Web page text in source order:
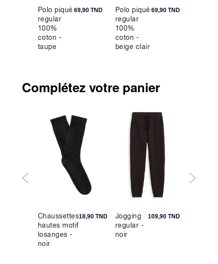
Polo piqué
regular
100%
coton -
taupe
69,90 TND
Polo piqué
regular
100%
coton -
beige clair
69,90 TND
Complétez votre panier
Chaussettes
hautes motif
losanges -
noir
18,90 TND
Jogging
regular -
noir
109,90 TND